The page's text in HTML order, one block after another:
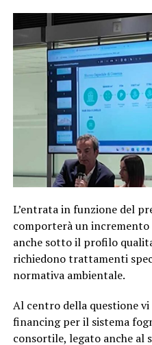
L’entrata in funzione del
comporterà un
anche sotto il profilo
richiedono trattamenti
normativa ambientale.
Al centro della questione
financing per il sistema
consortile, legato anche al